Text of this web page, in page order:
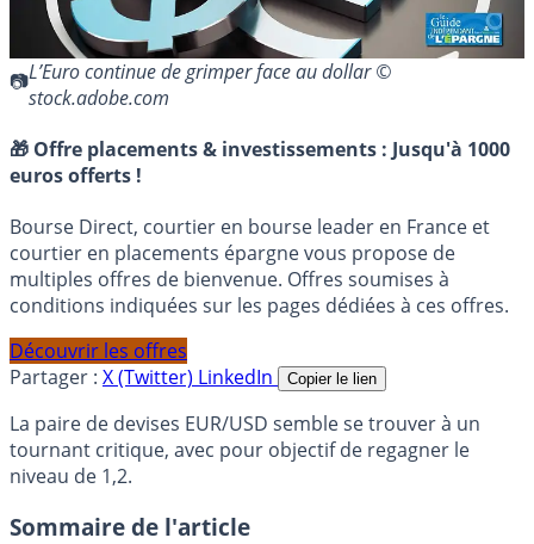
L’Euro continue de grimper face au dollar ©
stock.adobe.com
🎁 Offre placements & investissements : Jusqu'à 1000
euros offerts !
Bourse Direct, courtier en bourse leader en France et
courtier en placements épargne vous propose de
multiples offres de bienvenue. Offres soumises à
conditions indiquées sur les pages dédiées à ces offres.
Découvrir les offres
Partager : X (Twitter) LinkedIn Copier le lien
La paire de devises EUR/USD semble se trouver à un
tournant critique, avec pour objectif de regagner le
niveau de 1,2.
Sommaire de l'article